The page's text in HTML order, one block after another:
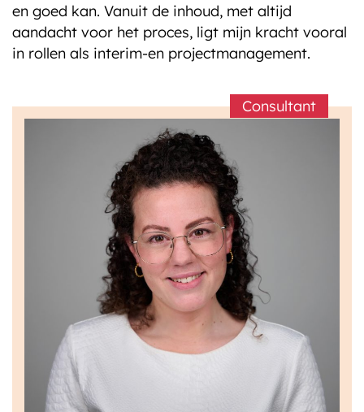
en goed kan. Vanuit de inhoud, met altijd
aandacht voor het proces, ligt mijn kracht vooral
in rollen als interim-en projectmanagement.
Consultant